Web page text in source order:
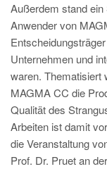
MAGMA
PT
ES
MAGMA Türkei
EN
TR
MAGMA China
Außerdem stand
Anwender von
Unternehmen und
waren. Thematisiert
MAGMA CC die
Qualität des
Arbeiten ist damit
die Veranstaltung
Prof. Dr. Pruet an